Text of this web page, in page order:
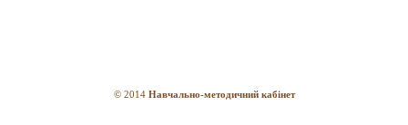
© 2014 Навчально-методичний кабінет